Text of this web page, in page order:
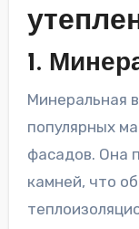
1.
Минеральная
популярных
фасадов. Она
камней, что